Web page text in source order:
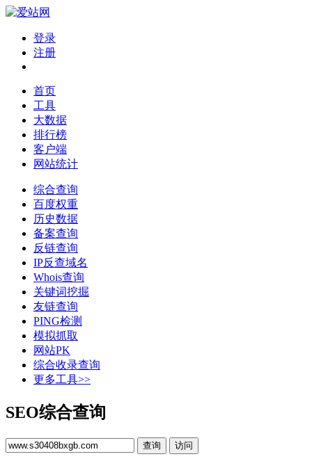
登录
注册
首页
工具
大数据
排行榜
客户端
网站统计
综合查询
百度权重
历史数据
备案查询
反链查询
IP反查域名
Whois查询
关键词挖掘
友链查询
PING检测
模拟抓取
网站PK
综合收录查询
更多工具>>
SEO综合查询